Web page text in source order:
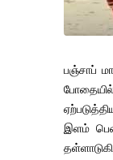
பஞ்சாப்
போதையில்
இளம் பெண்